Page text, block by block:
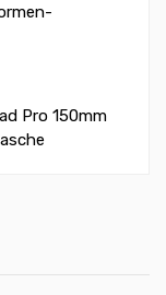
Pro 150mm